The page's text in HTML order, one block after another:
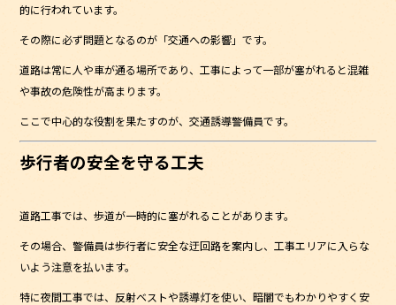
的に行われています。
その際に必ず問題となるのが「交通への影響」です。
道路は常に人や車が通る場所であり、工事によって一部が塞がれると混雑
や事故の危険性が高まります。
ここで中心的な役割を果たすのが、交通誘導警備員です。
歩行者の安全を守る工夫
道路工事では、歩道が一時的に塞がれることがあります。
その場合、警備員は歩行者に安全な迂回路を案内し、工事エリアに入らな
いよう注意を払います。
特に夜間工事では、反射ベストや誘導灯を使い、暗闇でもわかりやすく安